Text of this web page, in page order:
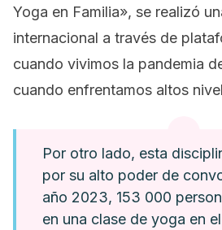
Yoga en Familia», se realizó
internacional a través de
cuando vivimos la pandemia
cuando enfrentamos altos
Por otro lado, esta
por su alto poder de
año 2023, 153 000
en una clase de yoga en